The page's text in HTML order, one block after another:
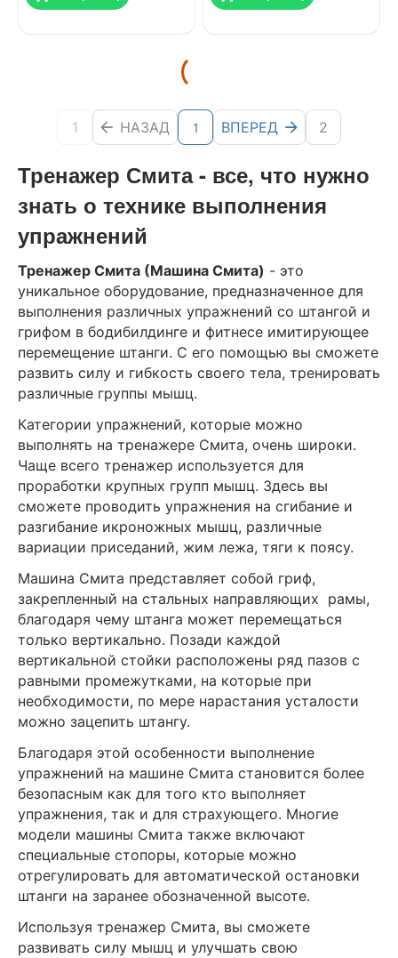
Тренажер Смита - все, что нужно
знать о технике выполнения
упражнений
Тренажер Смита (Машина Смита) - это
уникальное оборудование, предназначенное для
выполнения различных упражнений со штангой и
грифом в бодибилдинге и фитнесе имитирующее
перемещение штанги. С его помощью вы сможете
развить силу и гибкость своего тела, тренировать
различные группы мышц.
Категории упражнений, которые можно
выполнять на тренажере Смита, очень широки.
Чаще всего тренажер используется для
проработки крупных групп мышц. Здесь вы
сможете проводить упражнения на сгибание и
разгибание икроножных мышц, различные
вариации приседаний, жим лежа, тяги к поясу.
Машина Смита представляет собой гриф,
закрепленный на стальных направляющих рамы,
благодаря чему штанга может перемещаться
только вертикально. Позади каждой
вертикальной стойки расположены ряд пазов с
равными промежутками, на которые при
необходимости, по мере нарастания усталости
можно зацепить штангу.
Благодаря этой особенности выполнение
упражнений на машине Смита становится более
безопасным как для того кто выполняет
упражнения, так и для страхующего. Многие
модели машины Смита также включают
специальные стопоры, которые можно
отрегулировать для автоматической остановки
штанги на заранее обозначенной высоте.
Используя тренажер Смита, вы сможете
развивать силу мышц и улучшать свою
1 НАЗАД 1 ВПЕРЕД 2